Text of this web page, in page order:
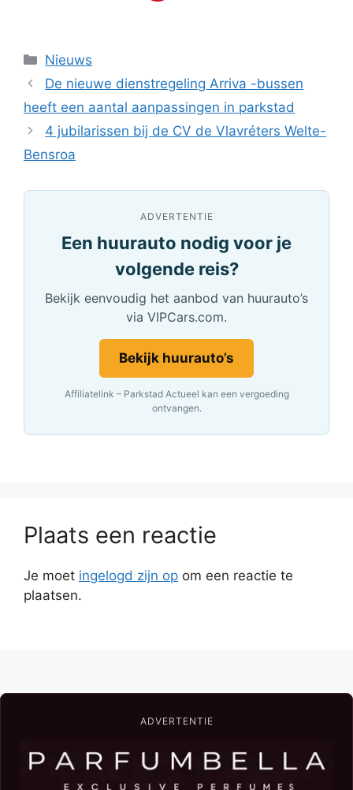
Categorieën
Nieuws
De nieuwe dienstregeling Arriva -bussen
heeft een aantal aanpassingen in parkstad
4 jubilarissen bij de CV de Vlavréters Welte-
Bensroa
ADVERTENTIE
Een huurauto nodig voor je
volgende reis?
Bekijk eenvoudig het aanbod van huurauto’s
via VIPCars.com.
Bekijk huurauto’s
Affiliatelink – Parkstad Actueel kan een vergoeding
ontvangen.
Plaats een reactie
Je moet ingelogd zijn op om een reactie te
plaatsen.
ADVERTENTIE